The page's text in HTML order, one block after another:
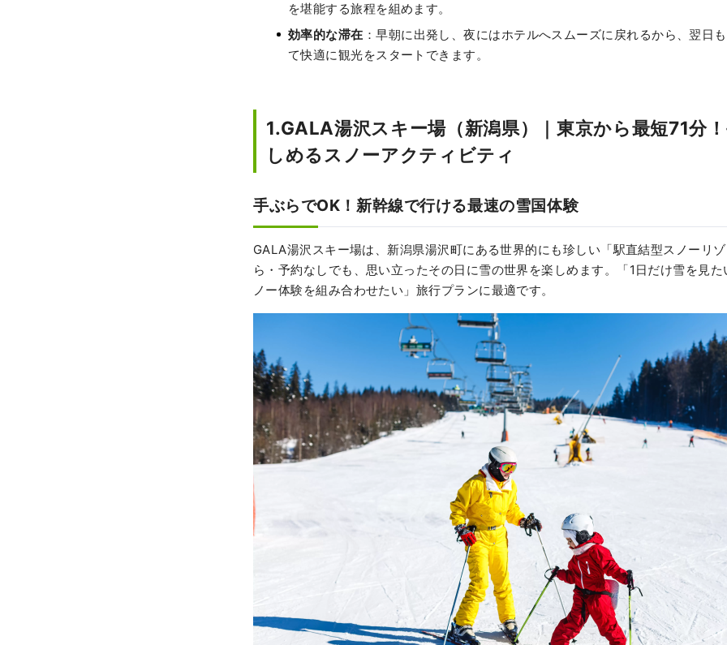
を堪能する旅程を組めます。
効率的な滞在 ：早朝に出発し、夜にはホテルへスムーズに戻れるから、翌日
て快適に観光をスタートできます。
1.GALA湯沢スキー場（新潟県）｜東京から最短71分
しめるスノーアクティビティ
手ぶらでOK！新幹線で行ける最速の雪国体験
GALA湯沢スキー場は、新潟県湯沢町にある世界的にも珍しい「駅直結型スノーリ
ら・予約なしでも、思い立ったその日に雪の世界を楽しめます。「1日だけ雪を見
ノー体験を組み合わせたい」旅行プランに最適です。